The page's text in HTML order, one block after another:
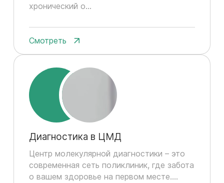
хронический о...
Смотреть
Диагностика в ЦМД
Центр молекулярной диагностики – это
современная сеть поликлиник, где забота
о вашем здоровье на первом месте....